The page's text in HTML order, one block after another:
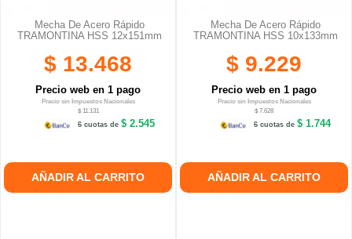
Mecha De Acero Rápido
TRAMONTINA HSS 12x151mm
$ 13.468
Precio web en 1 pago
Precio sin Impuestos Nacionales
$ 11.131
6 cuotas de $ 2.545
AÑADIR AL CARRITO
Mecha De Acero Rápido
TRAMONTINA HSS 10x133mm
$ 9.229
Precio web en 1 pago
Precio sin Impuestos Nacionales
$ 7.628
6 cuotas de $ 1.744
AÑADIR AL CARRITO